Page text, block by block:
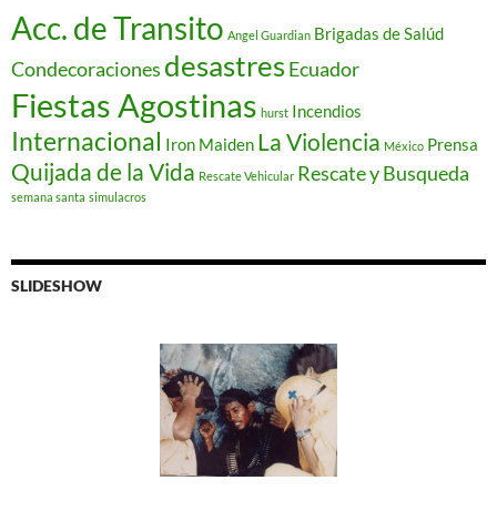
Acc. de Transito Angel Guardian Brigadas de Salúd
Condecoraciones desastresEcuador
Fiestas Agostinas hurst Incendios
Internacional Iron Maiden La Violencia México Prensa
Quijada de la Vida Rescate Vehicular Rescate y Busqueda
semana santa simulacros
SLIDESHOW